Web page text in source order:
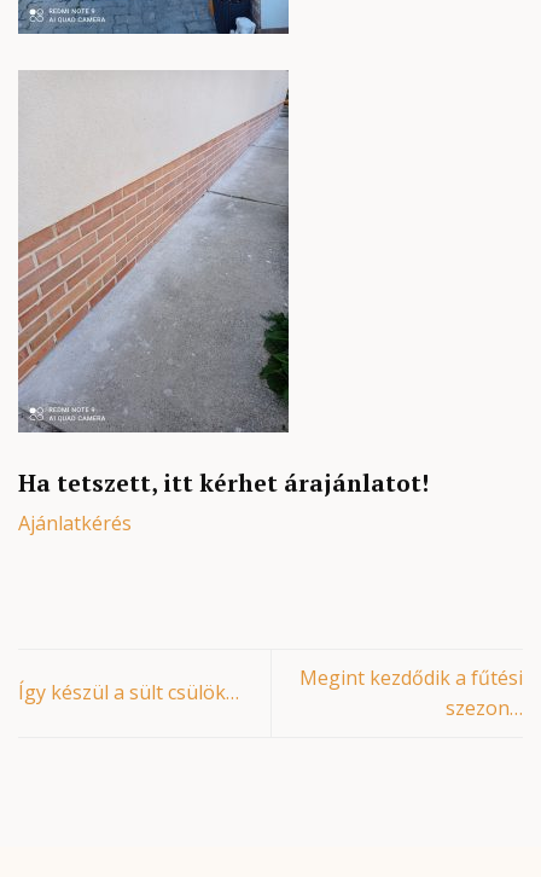
Ha tetszett, itt kérhet árajánlatot!
Ajánlatkérés
Így készül a sült csülök…
Megint kezdődik a fűtési
szezon…